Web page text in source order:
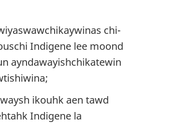
chi-
Indigene lee moond
ayndawayishchikatewin
;
ikouhk aen tawd
Indigene la